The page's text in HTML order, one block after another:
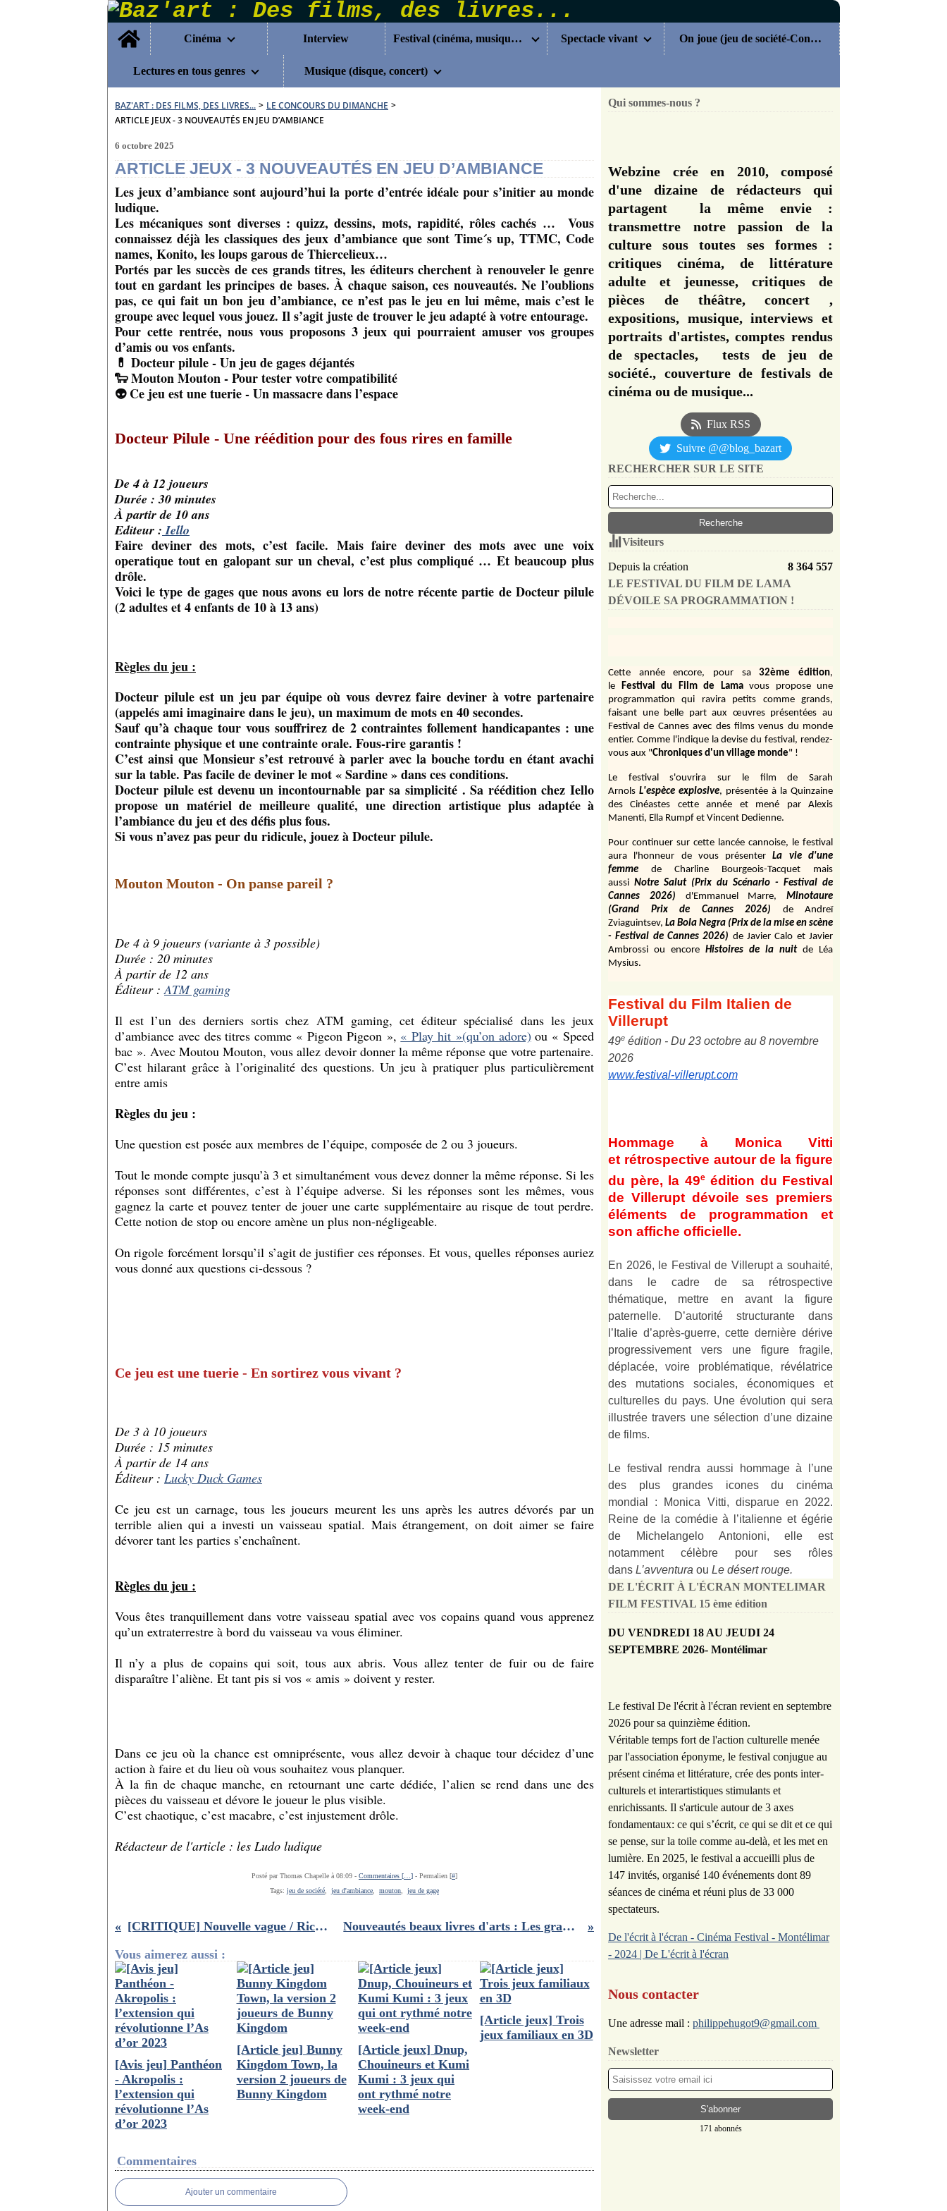
Home
Cinéma
Interview Festival (cinéma, musique...) Spectacle vivant On joue (jeu de société-Concours)
Lectures en tous genres Musique (disque, concert)
BAZ'ART : DES FILMS, DES LIVRES... > LE CONCOURS DU DIMANCHE >
ARTICLE JEUX - 3 NOUVEAUTÉS EN JEU D’AMBIANCE
6 octobre 2025
ARTICLE JEUX - 3 NOUVEAUTÉS EN JEU D’AMBIANCE
Les jeux d’ambiance sont aujourd’hui la porte d’entrée idéale pour s’initier au monde
ludique.
Les mécaniques sont diverses : quizz, dessins, mots, rapidité, rôles cachés … Vous
connaissez déjà les classiques des jeux d’ambiance que sont Time´s up, TTMC, Code
names, Konito, les loups garous de Thiercelieux…
Portés par les succès de ces grands titres, les éditeurs cherchent à renouveler le genre
tout en gardant les principes de bases. À chaque saison, ces nouveautés. Ne l’oublions
pas, ce qui fait un bon jeu d’ambiance, ce n’est pas le jeu en lui même, mais c’est le
groupe avec lequel vous jouez. Il s’agit juste de trouver le jeu adapté à votre entourage.
Pour cette rentrée, nous vous proposons 3 jeux qui pourraient amuser vos groupes
d’amis ou vos enfants.
💊 Docteur pilule - Un jeu de gages déjantés
🐑 Mouton Mouton - Pour tester votre compatibilité
👽 Ce jeu est une tuerie - Un massacre dans l’espace
Docteur Pilule - Une réédition pour des fous rires en famille
De 4 à 12 joueurs
Durée : 30 minutes
À partir de 10 ans
Editeur : Iello
Faire deviner des mots, c’est facile. Mais faire deviner des mots avec une voix
operatique tout en galopant sur un cheval, c’est plus compliqué … Et beaucoup plus
drôle.
Voici le type de gages que nous avons eu lors de notre récente partie de Docteur pilule
(2 adultes et 4 enfants de 10 à 13 ans)
Règles du jeu :
Docteur pilule est un jeu par équipe où vous devrez faire deviner à votre partenaire
(appelés ami imaginaire dans le jeu), un maximum de mots en 40 secondes.
Sauf qu’à chaque tour vous souffrirez de 2 contraintes follement handicapantes : une
contrainte physique et une contrainte orale. Fous-rire garantis !
C’est ainsi que Monsieur s’est retrouvé à parler avec la bouche tordu en étant avachi
sur la table. Pas facile de deviner le mot « Sardine » dans ces conditions.
Docteur pilule est devenu un incontournable par sa simplicité . Sa réédition chez Iello
propose un matériel de meilleure qualité, une direction artistique plus adaptée à
l’ambiance du jeu et des défis plus fous.
Si vous n’avez pas peur du ridicule, jouez à Docteur pilule.
Mouton Mouton - On panse pareil ?
De 4 à 9 joueurs (variante à 3 possible)
Durée : 20 minutes
À partir de 12 ans
Éditeur :ATM gaming
Il est l’un des derniers sortis chez ATM gaming, cet éditeur spécialisé dans les jeux
d’ambiance avec des titres comme « Pigeon Pigeon », « Play hit »(qu’on adore) ou « Speed
bac ». Avec Moutou Mouton, vous allez devoir donner la même réponse que votre partenaire.
C’est hilarant grâce à l’originalité des questions. Un jeu à pratiquer plus particulièrement
entre amis
Règles du jeu :
Une question est posée aux membres de l’équipe, composée de 2 ou 3 joueurs.
Tout le monde compte jusqu’à 3 et simultanément vous devez donner la même réponse. Si les
réponses sont différentes, c’est à l’équipe adverse. Si les réponses sont les mêmes, vous
gagnez la carte et pouvez tenter de jouer une carte supplémentaire au risque de tout perdre.
Cette notion de stop ou encore amène un plus non-négligeable.
On rigole forcément lorsqu’il s’agit de justifier ces réponses. Et vous, quelles réponses auriez
vous donné aux questions ci-dessous ?
Ce jeu est une tuerie - En sortirez vous vivant ?
De 3 à 10 joueurs
Durée : 15 minutes
À partir de 14 ans
Éditeur : Lucky Duck Games
Ce jeu est un carnage, tous les joueurs meurent les uns après les autres dévorés par un
terrible alien qui a investi un vaisseau spatial. Mais étrangement, on doit aimer se faire
dévorer tant les parties s’enchaînent.
Règles du jeu :
Vous êtes tranquillement dans votre vaisseau spatial avec vos copains quand vous apprenez
qu’un extraterrestre à bord du vaisseau va vous éliminer.
Il n’y a plus de copains qui soit, tous aux abris. Vous allez tenter de fuir ou de faire
disparaître l’aliène. Et tant pis si vos « amis » doivent y rester.
Dans ce jeu où la chance est omniprésente, vous allez devoir à chaque tour décidez d’une
action à faire et du lieu où vous souhaitez vous planquer.
À la fin de chaque manche, en retournant une carte dédiée, l’alien se rend dans une des
pièces du vaisseau et dévore le joueur le plus visible.
C’est chaotique, c’est macabre, c’est injustement drôle.
Rédacteur de l'article : les Ludo ludique
Posté par Thomas Chapelle à 08:09 - Commentaires [ ] - Permalien [#]
Tags: jeu de société jeu d'ambiance mouton jeu de gage
[CRITIQUE] Nouvelle vague / Richard Linklater, pas du tout à bout de souffle
Nouveautés beaux livres d'arts : Les grands scandales de la peinture et John Singer Sargent
Vous aimerez aussi :
[Avis jeu] Panthéon
- Akropolis :
l’extension qui
révolutionne l’As
d’or 2023
[Article jeu] Bunny
Kingdom Town, la
version 2 joueurs de
Bunny Kingdom
[Article jeux] Dnup,
Chouineurs et Kumi
Kumi : 3 jeux qui
ont rythmé notre
week-end
[Article jeux] Trois
jeux familiaux en 3D
Commentaires
Ajouter un commentaire
Qui sommes-nous ?
Webzine crée en 2010, composé
d'une dizaine de rédacteurs qui
partagent la même envie :
transmettre notre passion de la
culture sous toutes ses formes :
critiques cinéma, de littérature
adulte et jeunesse, critiques de
pièces de théâtre, concert ,
expositions, musique, interviews et
portraits d'artistes, comptes rendus
de spectacles, tests de jeu de
société., couverture de festivals de
cinéma ou de musique...
Flux RSS
Suivre @@blog_bazart
RECHERCHER SUR LE SITE
Visiteurs
Depuis la création
8 364 557
LE FESTIVAL DU FILM DE LAMA
DÉVOILE SA PROGRAMMATION !
Cette année encore, pour sa 32ème édition,
le Festival du Film de Lama vous propose une
programmation qui ravira petits comme grands,
faisant une belle part aux œuvres présentées au
Festival de Cannes avec des films venus du monde
entier. Comme l'indique la devise du festival, rendez-
vous aux "Chroniques d'un village monde" !
Le festival s'ouvrira sur le film de Sarah
Arnols L'espèce explosive, présentée à la Quinzaine
des Cinéastes cette année et mené par Alexis
Manenti, Ella Rumpf et Vincent Dedienne.
Pour continuer sur cette lancée cannoise, le festival
aura l'honneur de vous présenter
La vie d'une
femme
de Charline Bourgeois-Tacquet
mais
aussi Notre Salut (Prix du Scénario - Festival de
Cannes 2026)
d'Emmanuel Marre,
Minotaure
(Grand Prix de Cannes 2026)
de Andreï
Zviaguintsev, La Bola Negra (Prix de la mise en scène
- Festival de Cannes 2026) de Javier Calo et Javier
Ambrossi ou encore Histoires de la nuit de Léa
Mysius.
Festival du Film Italien de
Villerupt
49e édition - Du 23 octobre au 8 novembre
2026
www.festival-villerupt.com
Hommage à Monica Vitti
et rétrospective autour de la figure
du père, la 49e édition du Festival
de Villerupt dévoile ses premiers
éléments de programmation et
son affiche officielle.
En 2026, le Festival de Villerupt a souhaité,
dans le cadre de sa rétrospective
thématique, mettre en avant la figure
paternelle. D’autorité structurante dans
l’Italie d’après-guerre, cette dernière dérive
progressivement vers une figure fragile,
déplacée, voire problématique, révélatrice
des mutations sociales, économiques et
culturelles du pays. Une évolution qui sera
illustrée travers une sélection d’une dizaine
de films.
Le festival rendra aussi hommage à l’une
des plus grandes icones du cinéma
mondial : Monica Vitti, disparue en 2022.
Reine de la comédie à l’italienne et égérie
de Michelangelo Antonioni, elle est
notamment célèbre pour ses rôles
dans L’avventura ou Le désert rouge.
DE L'ÉCRIT À L'ÉCRAN MONTELIMAR
FILM FESTIVAL 15 ème édition
DU VENDREDI 18 AU JEUDI 24
SEPTEMBRE 2026- Montélimar
Le festival De l'écrit à l'écran revient en septembre
2026 pour sa quinzième édition.
Véritable temps fort de l'action culturelle menée
par l'association éponyme, le festival conjugue au
présent cinéma et littérature, crée des ponts inter-
culturels et interartistiques stimulants et
enrichissants. Il s'articule autour de 3 axes
fondamentaux: ce qui s’écrit, ce qui se dit et ce qui
se pense, sur la toile comme au-delà, et les met en
lumière. En 2025, le festival a accueilli plus de
147 invités, organisé 140 événements dont 89
séances de cinéma et réuni plus de 33 000
spectateurs.
De l'écrit à l'écran - Cinéma Festival - Montélimar
- 2024 | De L'écrit à l'écran
Nous contacter
Une adresse mail : philippehugot9@gmail.com
Newsletter
171 abonnés